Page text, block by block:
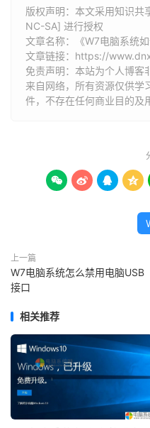
版权声明：本文采用知识
NC-SA] 进行授权
文章名称：《W7电脑系统如
文章链接： https://
免责声明：本站为个人博客
来自网络，所有资源仅供学
件，不存在任何商业目的及
   
上一篇
W7电脑系统怎么禁用电脑USB
接口
相关推荐